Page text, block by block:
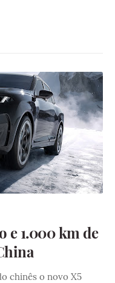
e 1.000 km de
chinês o novo X5